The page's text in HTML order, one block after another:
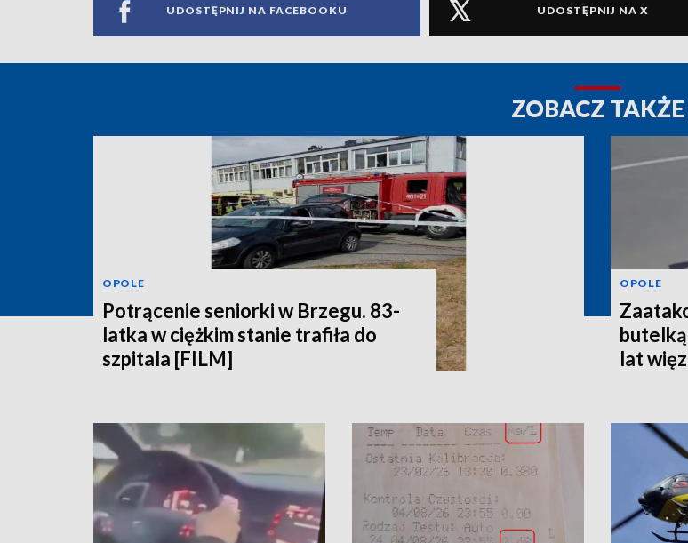
UDOSTĘPNIJ NA FACEBOOKU UDOSTĘPNIJ NA X
ZOBACZ TAKŻE
OPOLE
Potrącenie seniorki w Brzegu. 83-
latka w ciężkim stanie trafiła do
szpitala [FILM]
OPOLE
lat